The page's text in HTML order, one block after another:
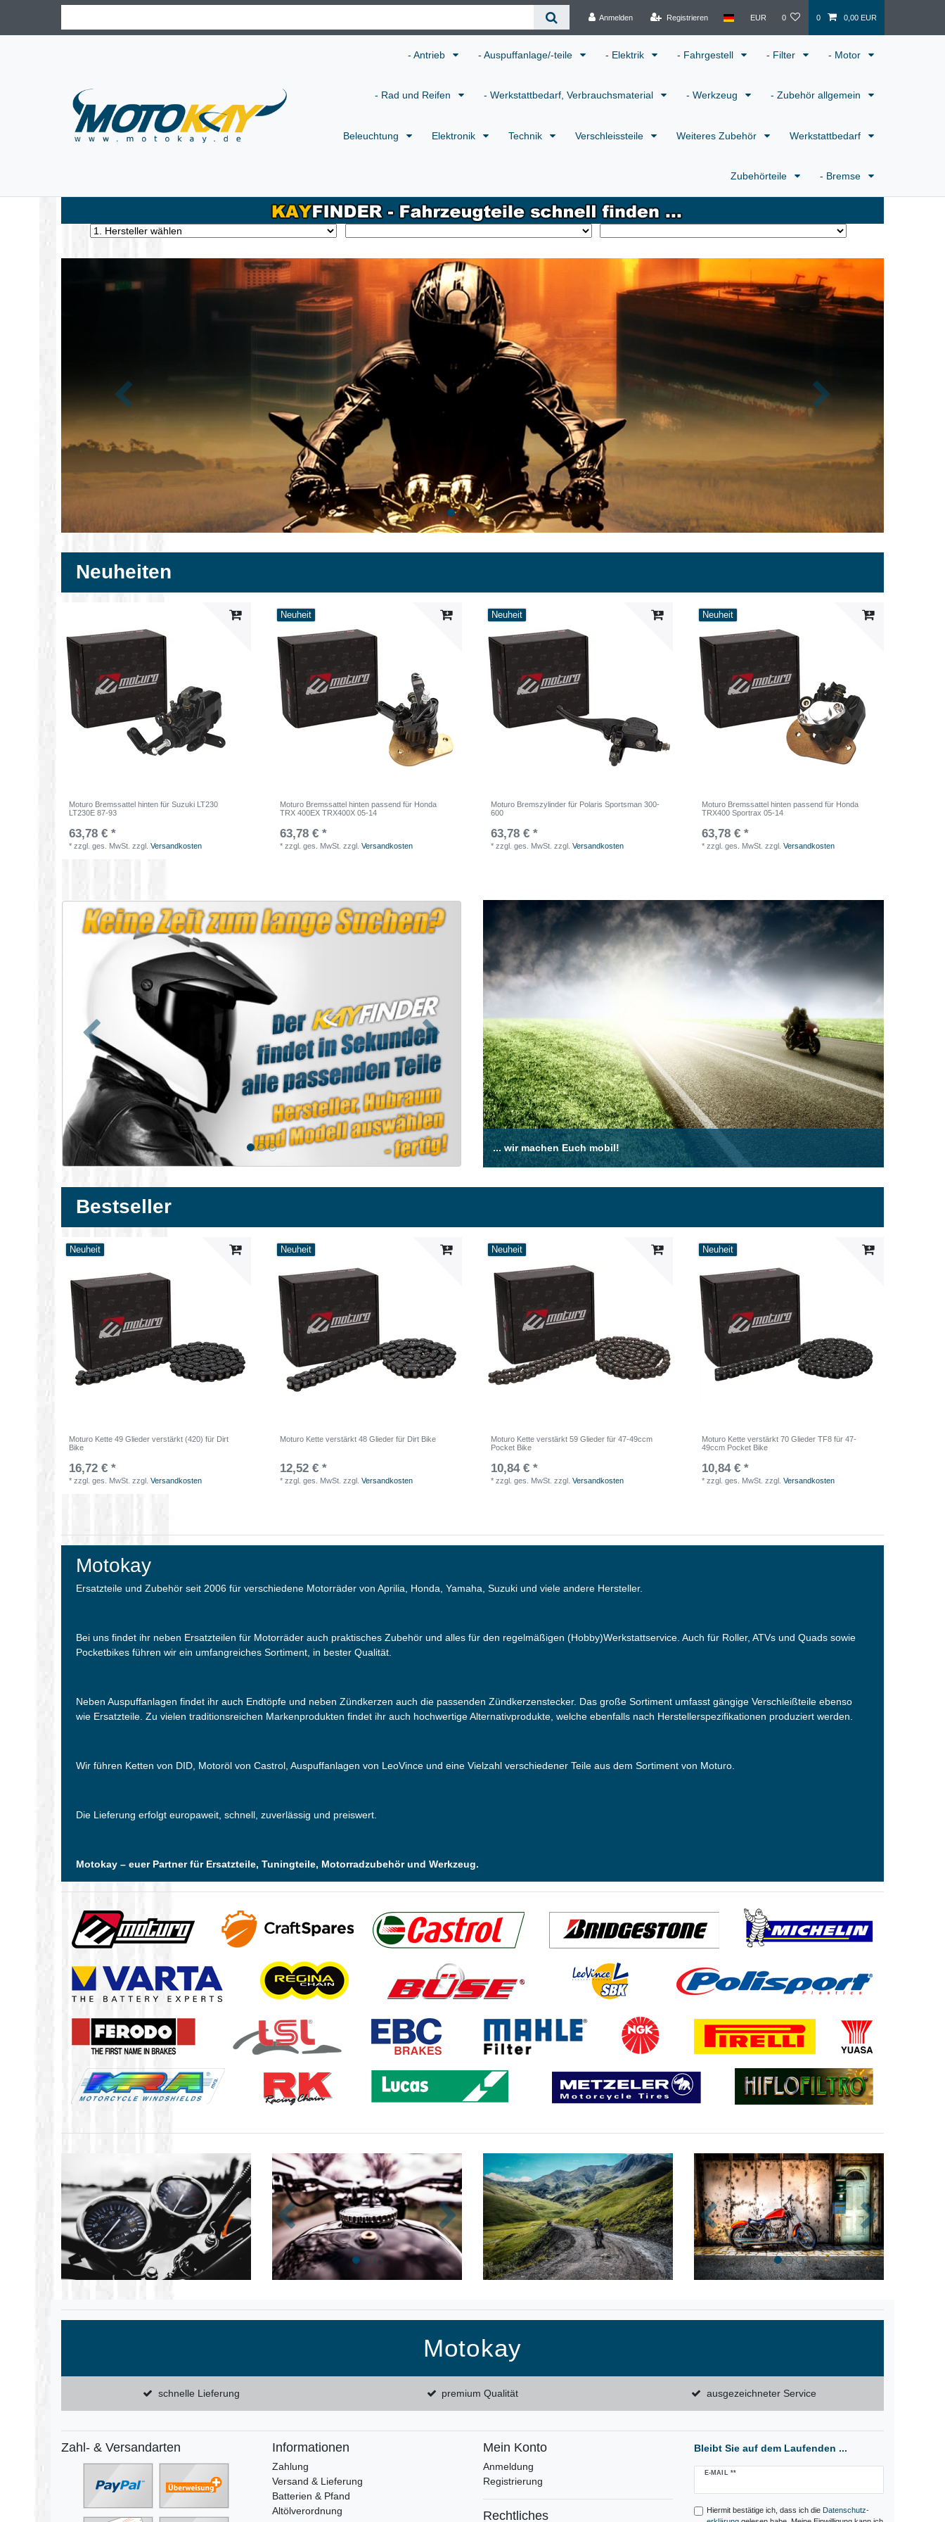
Anmelden Registrieren EUR 0 0 0,00 EUR
- Antrieb - Auspuffanlage/-teile - Elektrik - Fahrgestell - Filter - Motor
- Rad und Reifen - Werkstattbedarf, Verbrauchsmaterial - Werkzeug - Zubehör allgemein
Beleuchtung Elektronik Technik Verschleissteile Weiteres Zubehör Werkstattbedarf
Zubehörteile - Bremse
Zurück Nächste
Neuheiten
Moturo Bremssattel hinten für Suzuki LT230
LT230E 87-93
63,78 € *
*zzgl. ges. MwSt. zzgl.Versandkosten
Neuheit
Moturo Bremssattel hinten passend für Honda
TRX 400EX TRX400X 05-14
63,78 € *
*zzgl. ges. MwSt. zzgl.Versandkosten
Neuheit
Moturo Bremszylinder für Polaris Sportsman 300-
600
63,78 € *
*zzgl. ges. MwSt. zzgl.Versandkosten
Neuheit
Moturo Bremssattel hinten passend für Honda
TRX400 Sportrax 05-14
63,78 € *
*zzgl. ges. MwSt. zzgl.Versandkosten
Zurück Nächste
... wir machen Euch mobil!
Bestseller
Neuheit
Moturo Kette 49 Glieder verstärkt (420) für Dirt
Bike
16,72 € *
*zzgl. ges. MwSt. zzgl.Versandkosten
Neuheit
Moturo Kette verstärkt 48 Glieder für Dirt Bike
12,52 € *
*zzgl. ges. MwSt. zzgl.Versandkosten
Neuheit
Moturo Kette verstärkt 59 Glieder für 47-49ccm
Pocket Bike
10,84 € *
*zzgl. ges. MwSt. zzgl.Versandkosten
Neuheit
Moturo Kette verstärkt 70 Glieder TF8 für 47-
49ccm Pocket Bike
10,84 € *
*zzgl. ges. MwSt. zzgl.Versandkosten
Motokay
Ersatzteile und Zubehör seit 2006 für verschiedene Motorräder von Aprilia, Honda, Yamaha, Suzuki und viele andere Hersteller.
Bei uns findet ihr neben Ersatzteilen für Motorräder auch praktisches Zubehör und alles für den regelmäßigen (Hobby)Werkstattservice. Auch für Roller, ATVs und Quads sowie
Pocketbikes führen wir ein umfangreiches Sortiment, in bester Qualität.
Neben Auspuffanlagen findet ihr auch Endtöpfe und neben Zündkerzen auch die passenden Zündkerzenstecker. Das große Sortiment umfasst gängige Verschleißteile ebenso
wie Ersatzteile. Zu vielen traditionsreichen Markenprodukten findet ihr auch hochwertige Alternativprodukte, welche ebenfalls nach Herstellerspezifikationen produziert werden.
Wir führen Ketten von DID, Motoröl von Castrol, Auspuffanlagen von LeoVince und eine Vielzahl verschiedener Teile aus dem Sortiment von Moturo.
Die Lieferung erfolgt europaweit, schnell, zuverlässig und preiswert.
Motokay – euer Partner für Ersatzteile, Tuningteile, Motorradzubehör und Werkzeug.
Zurück Nächste Zurück Nächste
Motokay
schnelle Lieferung premium Qualität ausgezeichneter Service
Zahl- & Versandarten Informationen
Zahlung
Versand & Lieferung
Batterien & Pfand
Altölverordnung
Mein Konto
Anmeldung
Registrierung
Rechtliches
Bleibt Sie auf dem Laufenden ...
E-MAIL **
Newsletter
Hiermit bestätige ich, dass ich die Daten­schutz­